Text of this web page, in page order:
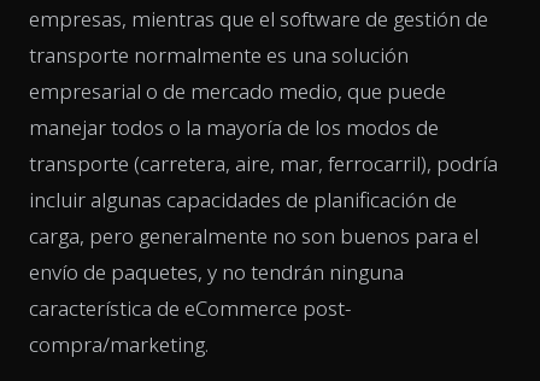
empresas, mientras que el software de gestión de
transporte normalmente es una solución
empresarial o de mercado medio, que puede
manejar todos o la mayoría de los modos de
transporte (carretera, aire, mar, ferrocarril), podría
incluir algunas capacidades de planificación de
carga, pero generalmente no son buenos para el
envío de paquetes, y no tendrán ninguna
característica de eCommerce post-
compra/marketing.